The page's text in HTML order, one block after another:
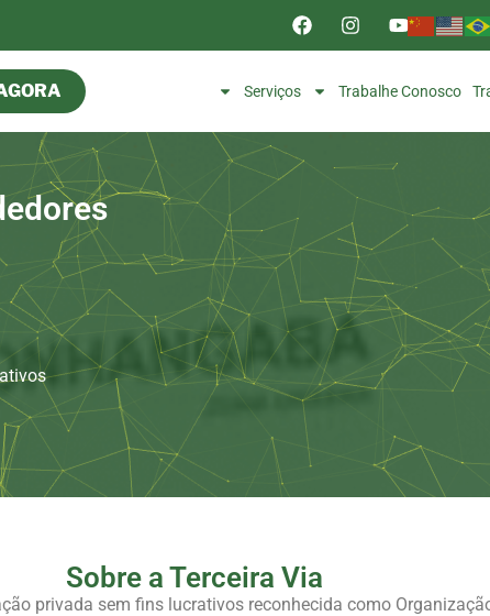
Serviços Trabalhe Conosco
Sobre a Terceira Via
privada sem fins lucrativos reconhecida como